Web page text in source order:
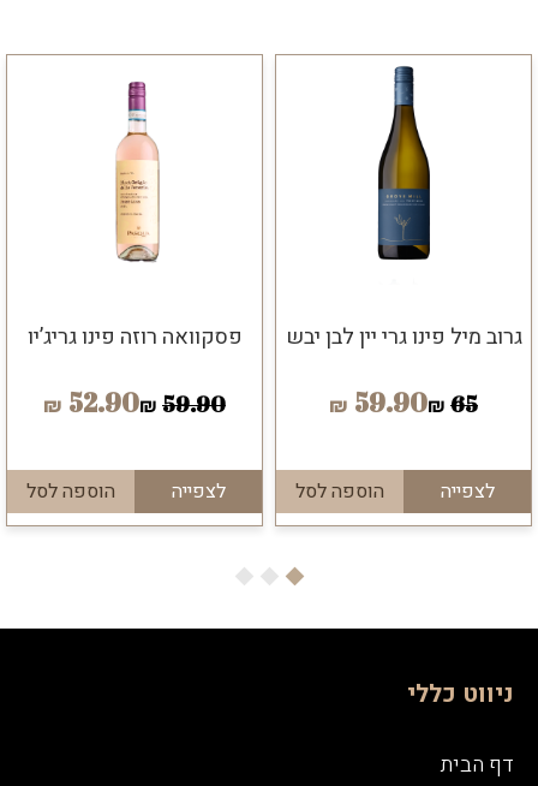
גרוב מיל פינו גרי יין לבן יבש
65
₪
59.90
₪
לצפייה הוספה לסל
פסקוואה רוזה פינו גריג’יו
59.90
₪
52.90
₪
לצפייה הוספה לסל
ניווט כללי
דף הבית